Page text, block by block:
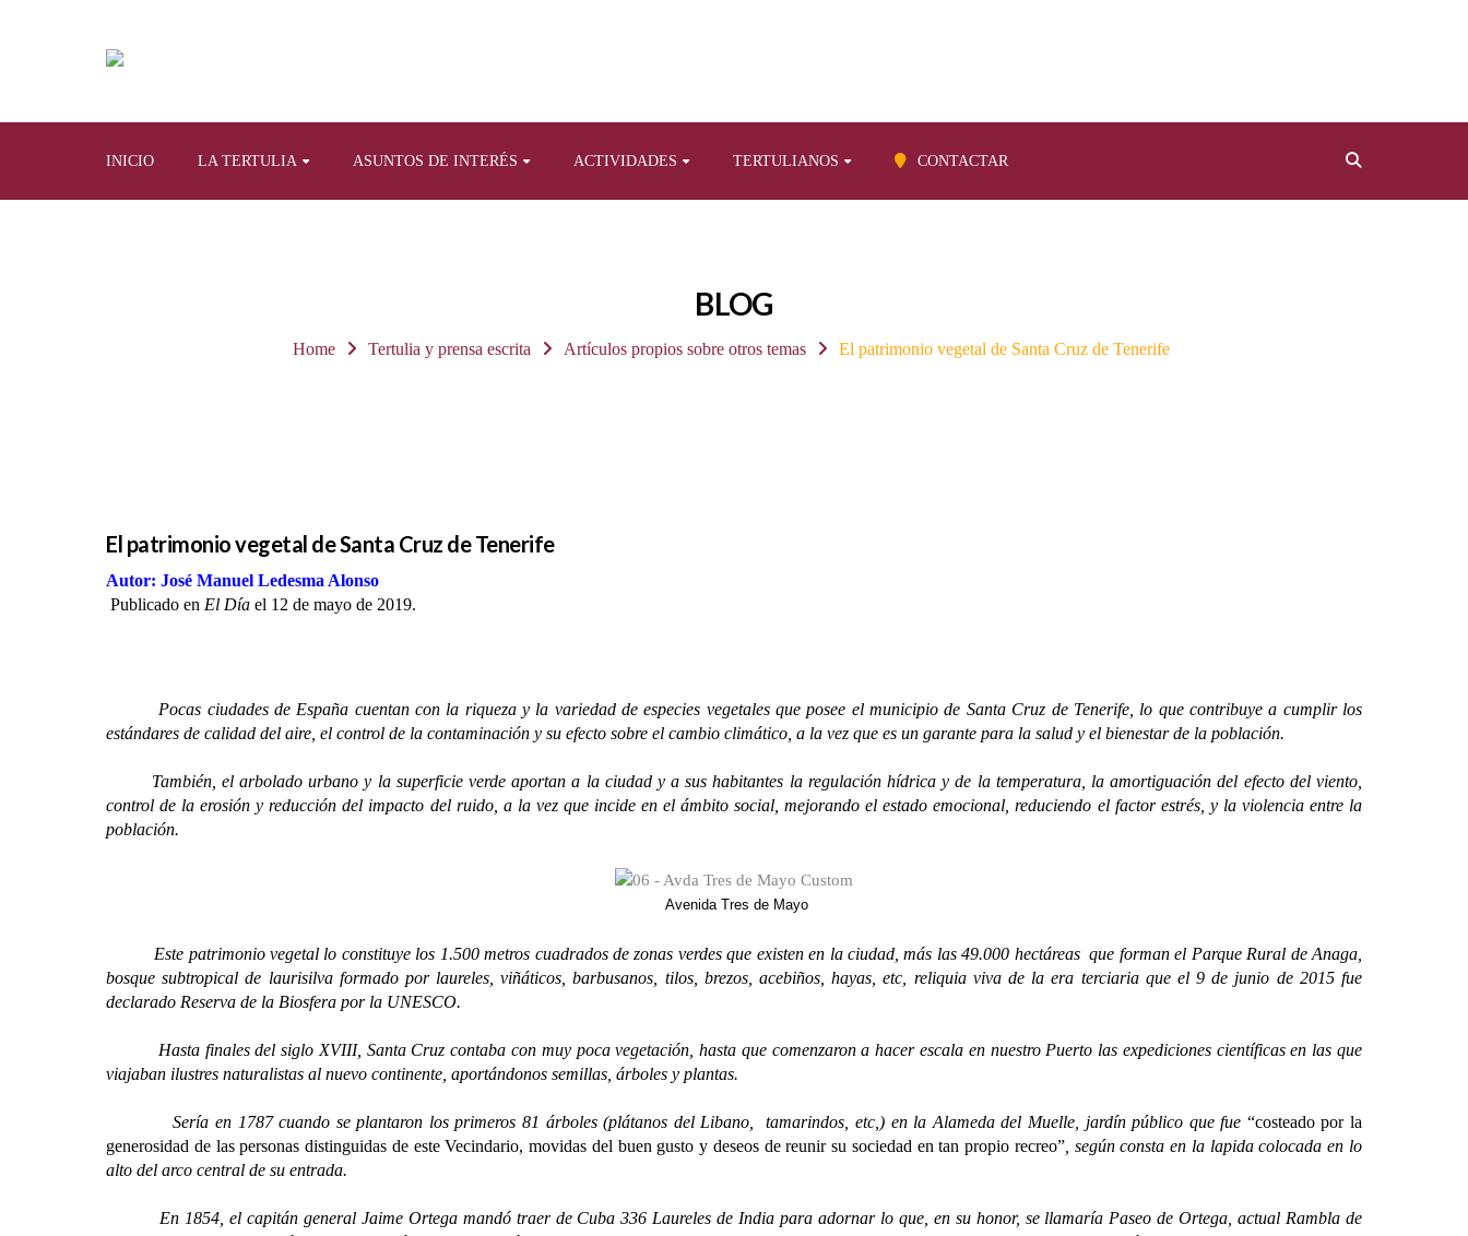
INICIO LA TERTULIA ASUNTOS DE INTERÉS ACTIVIDADES TERTULIANOS CONTACTAR
BLOG
Home Tertulia y prensa escrita Artículos propios sobre otros temas El patrimonio vegetal de Santa Cruz de Tenerife
El patrimonio vegetal de Santa Cruz de Tenerife
Autor: José Manuel Ledesma Alonso
Publicado en El Día el 12 de mayo de 2019.
Pocas ciudades de España cuentan con la riqueza y la variedad de especies vegetales que posee el municipio de Santa Cruz de Tenerife, lo que contribuye a cumplir los
estándares de calidad del aire, el control de la contaminación y su efecto sobre el cambio climático, a la vez que es un garante para la salud y el bienestar de la población.
También, el arbolado urbano y la superficie verde aportan a la ciudad y a sus habitantes la regulación hídrica y de la temperatura, la amortiguación del efecto del viento,
control de la erosión y reducción del impacto del ruido, a la vez que incide en el ámbito social, mejorando el estado emocional, reduciendo el factor estrés, y la violencia entre la
población.
Avenida Tres de Mayo
Este patrimonio vegetal lo constituye los 1.500 metros cuadrados de zonas verdes que existen en la ciudad, más las 49.000 hectáreas que forman el Parque Rural de Anaga,
bosque subtropical de laurisilva formado por laureles, viñáticos, barbusanos, tilos, brezos, acebiños, hayas, etc, reliquia viva de la era terciaria que el 9 de junio de 2015 fue
declarado Reserva de la Biosfera por la UNESCO.
Hasta finales del siglo XVIII, Santa Cruz contaba con muy poca vegetación, hasta que comenzaron a hacer escala en nuestro Puerto las expediciones científicas en las que
viajaban ilustres naturalistas al nuevo continente, aportándonos semillas, árboles y plantas.
Sería en 1787 cuando se plantaron los primeros 81 árboles (plátanos del Libano, tamarindos, etc,) en la Alameda del Muelle, jardín público que fue “costeado por la
generosidad de las personas distinguidas de este Vecindario, movidas del buen gusto y deseos de reunir su sociedad en tan propio recreo”, según consta en la lapida colocada en lo
alto del arco central de su entrada.
En 1854, el capitán general Jaime Ortega mandó traer de Cuba 336 Laureles de India para adornar lo que, en su honor, se llamaría Paseo de Ortega, actual Rambla de